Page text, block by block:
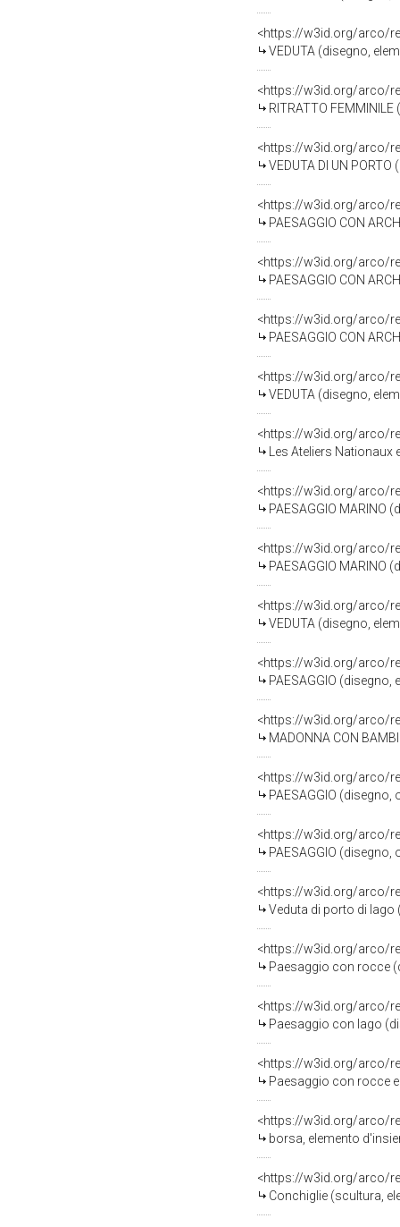
<https://w3id.org/arco/
VEDUTA (disegno,
<https://w3id.org/arco/
RITRATTO
<https://w3id.org/arco/
VEDUTA DI UN
<https://w3id.org/arco/
PAESAGGIO CON
<https://w3id.org/arco/
PAESAGGIO CON
<https://w3id.org/arco/
PAESAGGIO CON
<https://w3id.org/arco/
VEDUTA (disegno,
<https://w3id.org/arco/
Les Ateliers Nationaux en 1848
<https://w3id.org/arco/
PAESAGGIO
<https://w3id.org/arco/
PAESAGGIO
<https://w3id.org/arco/
VEDUTA (disegno,
<https://w3id.org/arco/
PAESAGGIO
<https://w3id.org/arco/
MADONNA CON
<https://w3id.org/arco/
PAESAGGIO
<https://w3id.org/arco/
PAESAGGIO
<https://w3id.org/arco/
Veduta di porto di lago
<https://w3id.org/arco/
Paesaggio con rocce
<https://w3id.org/arco/
Paesaggio con lago
<https://w3id.org/arco/
Paesaggio con rocce
<https://w3id.org/arco/
borsa, elemento
<https://w3id.org/arco/
Conchiglie (scultura,